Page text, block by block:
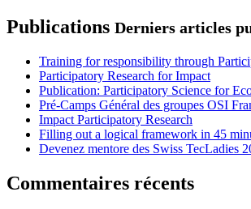
Publications Derniers articles
Training for responsibility through
Participatory Research for Impact
Publication: Participatory Science for
Pré-Camps Général des groupes OSI
Impact Participatory Research
Filling out a logical framework in 45
Devenez mentore des Swiss TecLadies
Commentaires récents